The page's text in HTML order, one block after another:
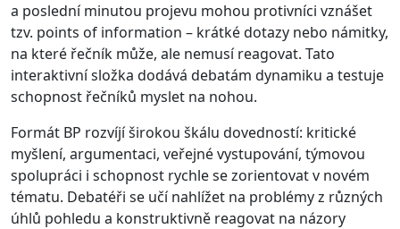
a poslední minutou projevu mohou protivníci vznášet
tzv. points of information – krátké dotazy nebo námitky,
na které řečník může, ale nemusí reagovat. Tato
interaktivní složka dodává debatám dynamiku a testuje
schopnost řečníků myslet na nohou.
Formát BP rozvíjí širokou škálu dovedností: kritické
myšlení, argumentaci, veřejné vystupování, týmovou
spolupráci i schopnost rychle se zorientovat v novém
tématu. Debatéři se učí nahlížet na problémy z různých
úhlů pohledu a konstruktivně reagovat na názory